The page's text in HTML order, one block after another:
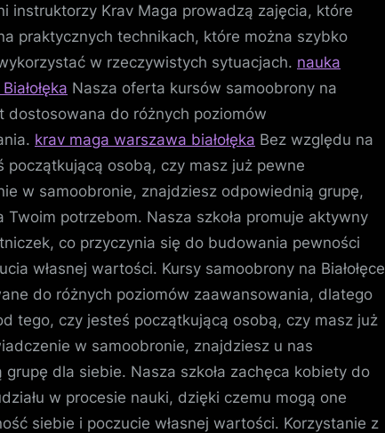
instruktorzy Krav Maga prowadzą zajęcia, które
praktycznych technikach, które można szybko
w rzeczywistych sytuacjach. nauka
Nasza oferta kursów samoobrony na
dostosowana do różnych poziomów
krav maga warszawa białołęka Bez względu na
początkującą osobą, czy masz już pewne
w samoobronie, znajdziesz odpowiednią grupę,
Twoim potrzebom. Nasza szkoła promuje aktywny
co przyczynia się do budowania pewności
własnej wartości. Kursy samoobrony na Białołęce
do różnych poziomów zaawansowania, dlatego
tego, czy jesteś początkującą osobą, czy masz już
w samoobronie, znajdziesz u nas
grupę dla siebie. Nasza szkoła zachęca kobiety do
w procesie nauki, dzięki czemu mogą one
siebie i poczucie własnej wartości. Korzystanie z